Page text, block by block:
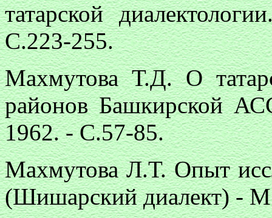
татарской
С.223-255.
Махмутова Т.Д. О
районов Башкирской
1962. - С.57-85.
Махмутова Л.Т. Опыт
(Шишарский диалект) -